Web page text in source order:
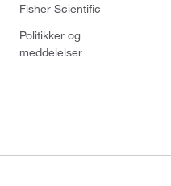
Fisher Scientific
Politikker og
meddelelser